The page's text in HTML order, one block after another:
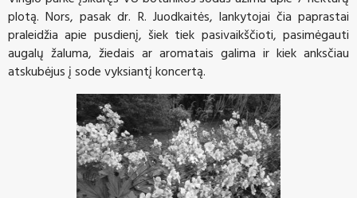
plotą. Nors, pasak dr. R. Juodkaitės, lankytojai čia paprastai
praleidžia apie pusdienį, šiek tiek pasivaikščioti, pasimėgauti
augalų žaluma, žiedais ar aromatais galima ir kiek anksčiau
atskubėjus į sode vyksiantį koncertą.